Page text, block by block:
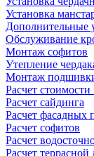
Установка
Дополнительные
Обслуживание
Монтаж софитов
Утепление
Монтаж
Расчет стоимости
Расчет сайдинга
Расчет фасадных
Расчет софитов
Расчет
Расчет террасной